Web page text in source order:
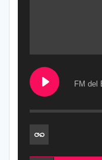
FM del